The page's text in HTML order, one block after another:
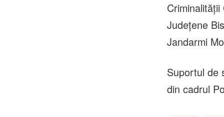
Județene
Jandarmi
Suportul de
din cadrul